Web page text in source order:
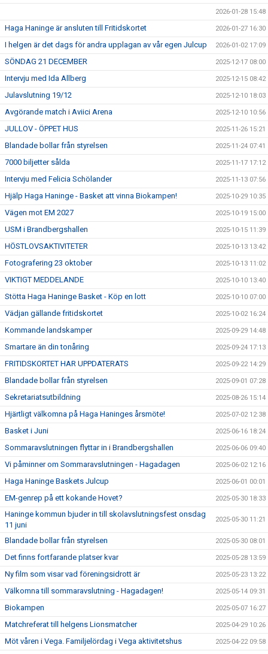
2026-01-28 15:48
Haga Haninge är ansluten till Fritidskortet 2026-01-27 16:30
I helgen är det dags för andra upplagan av vår egen Julcup 2026-01-02 17:09
SÖNDAG 21 DECEMBER 2025-12-17 08:00
Intervju med Ida Allberg 2025-12-15 08:42
Julavslutning 19/12 2025-12-10 18:03
Avgörande match i Aviici Arena 2025-12-10 10:56
JULLOV - ÖPPET HUS 2025-11-26 15:21
Blandade bollar från styrelsen 2025-11-24 07:41
7000 biljetter sålda 2025-11-17 17:12
Intervju med Felicia Schölander 2025-11-13 07:56
Hjälp Haga Haninge - Basket att vinna Biokampen! 2025-10-29 10:35
Vägen mot EM 2027 2025-10-19 15:00
USM i Brandbergshallen 2025-10-15 11:39
HÖSTLOVSAKTIVITETER 2025-10-13 13:42
Fotografering 23 oktober 2025-10-13 11:02
VIKTIGT MEDDELANDE 2025-10-10 13:40
Stötta Haga Haninge Basket - Köp en lott 2025-10-10 07:00
Vädjan gällande fritidskortet 2025-10-02 16:24
Kommande landskamper 2025-09-29 14:48
Smartare än din tonåring 2025-09-24 17:13
FRITIDSKORTET HAR UPPDATERATS 2025-09-22 14:29
Blandade bollar från styrelsen 2025-09-01 07:28
Sekretariatsutbildning 2025-08-26 15:14
Hjärtligt välkomna på Haga Haninges årsmöte! 2025-07-02 12:38
Basket i Juni 2025-06-16 18:24
Sommaravslutningen flyttar in i Brandbergshallen 2025-06-06 09:40
Vi påminner om Sommaravslutningen - Hagadagen 2025-06-02 12:16
Haga Haninge Baskets Julcup 2025-06-01 00:01
EM-genrep på ett kokande Hovet? 2025-05-30 18:33
Haninge kommun bjuder in till skolavslutningsfest onsdag
11 juni
2025-05-30 11:21
Blandade bollar från styrelsen 2025-05-30 08:01
Det finns fortfarande platser kvar 2025-05-28 13:59
Ny film som visar vad föreningsidrott är 2025-05-23 13:22
Välkomna till sommaravslutning - Hagadagen! 2025-05-14 09:31
Biokampen 2025-05-07 16:27
Matchreferat till helgens Lionsmatcher 2025-04-29 10:26
Möt våren i Vega. Familjelördag i Vega aktivitetshus 2025-04-22 09:58